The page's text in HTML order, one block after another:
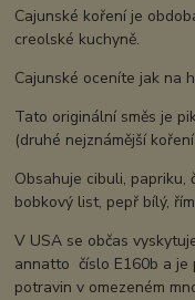
Cajunské koření je
creolské kuchyně.
Cajunské oceníte jak na
Tato originální směs je
(druhé nejznámější
Obsahuje cibuli, papriku,
bobkový list, pepř bílý,
V USA se občas
annatto číslo E160b a je
potravin v omezeném